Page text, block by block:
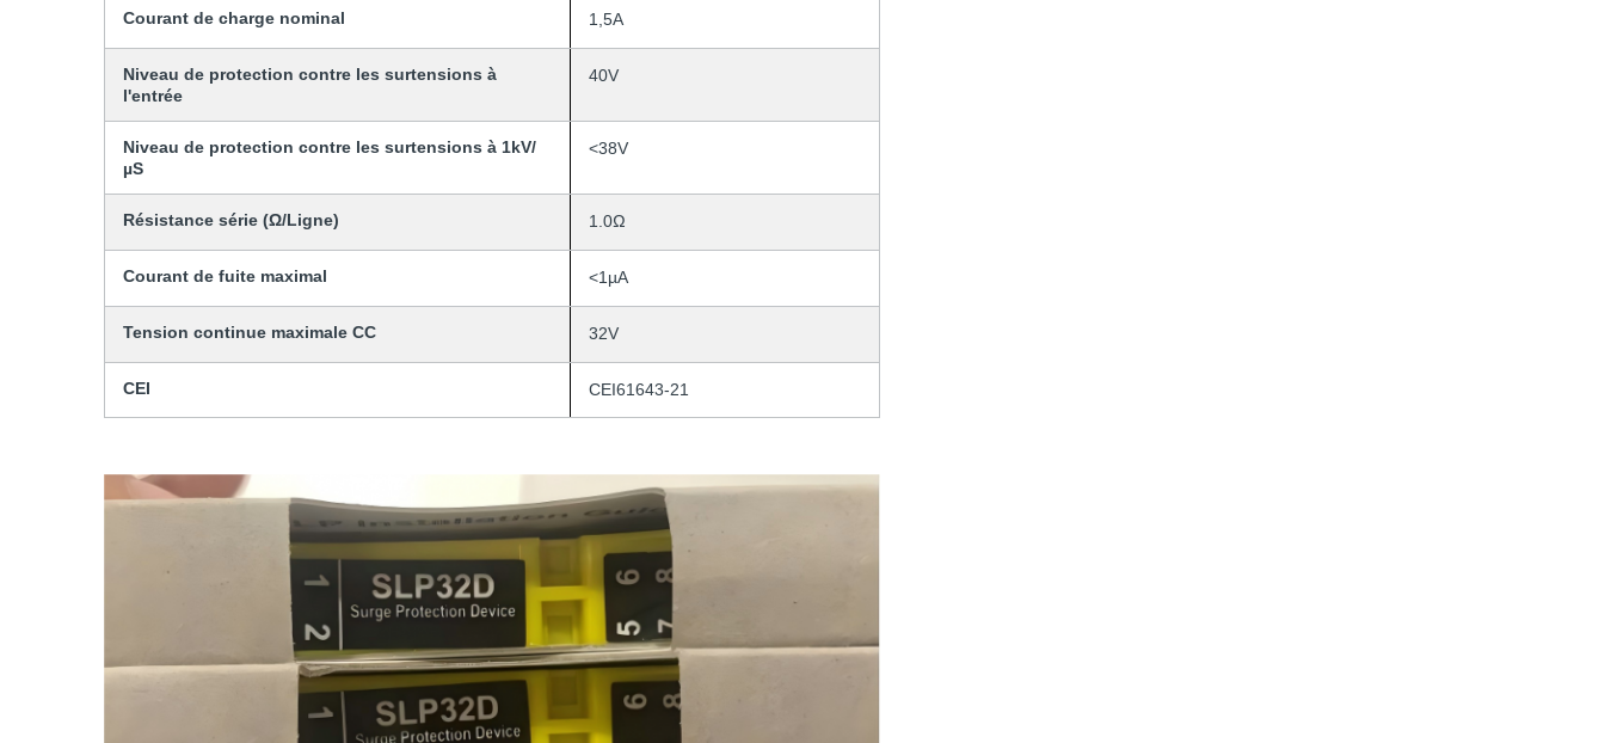
Courant de charge nominal 1,5A
Niveau de protection contre les surtensions à
l'entrée
40V
Niveau de protection contre les surtensions à 1kV/
µS
<38V
Résistance série (Ω/Ligne) 1.0Ω
Courant de fuite maximal <1µA
Tension continue maximale CC 32V
CEI CEI61643-21